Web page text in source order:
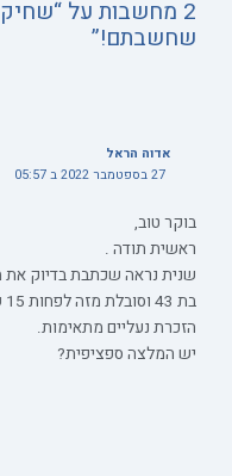
2 מחשבות על
שחשבתם!”
אדוה הראל
27 בספטמבר 2022 ב 05:57
בוקר טוב,
ראשית תודה .
שנית נראה שכתבת בדיוק את
בת 43 וסובלת מזה לפחות 15 שנים. ברקע גננת.
הזכרת נעליים מתאימות.
יש המלצה ספציפית?